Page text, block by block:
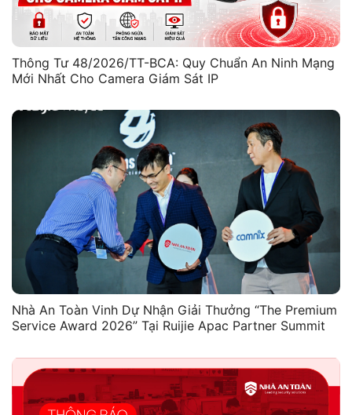
Thông Tư 48/2026/TT-BCA: Quy Chuẩn An Ninh Mạng
Mới Nhất Cho Camera Giám Sát IP
Nhà An Toàn Vinh Dự Nhận Giải Thưởng “The Premium
Service Award 2026” Tại Ruijie Apac Partner Summit